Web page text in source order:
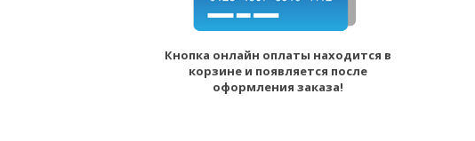
Кнопка онлайн оплаты находится в
корзине и появляется после
оформления заказа!